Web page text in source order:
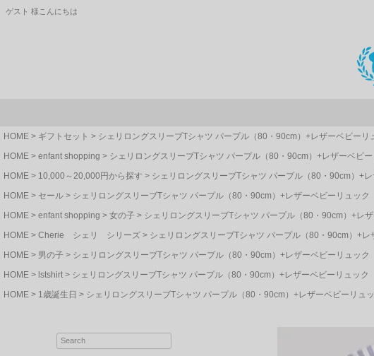
ゲスト 様こんにちは
HOME ギフトセット
シェリロングスリーブTシャツ パープル（80・90cm）+レザーベビーリ
HOME
enfant shopping
シェリロングスリーブTシャツ パープル（80・90cm）+レザーベビー
HOME
10,000～20,000円から探す
シェリロングスリーブTシャツ パープル（80・90cm）+
HOME
セール
シェリロングスリーブTシャツ パープル（80・90cm）+レザーベビーリュック
HOME
enfant shopping 女の子
シェリロングスリーブTシャツ パープル（80・90cm）+レ
HOME
Cherie シェリ シリーズ
シェリロングスリーブTシャツ パープル（80・90cm）+レ
HOME
男の子
シェリロングスリーブTシャツ パープル（80・90cm）+レザーベビーリュック
HOME
lstshirt
シェリロングスリーブTシャツ パープル（80・90cm）+レザーベビーリュック
HOME
1歳誕生日 シェリロングスリーブTシャツ パープル（80・90cm）+レザーベビーリュ